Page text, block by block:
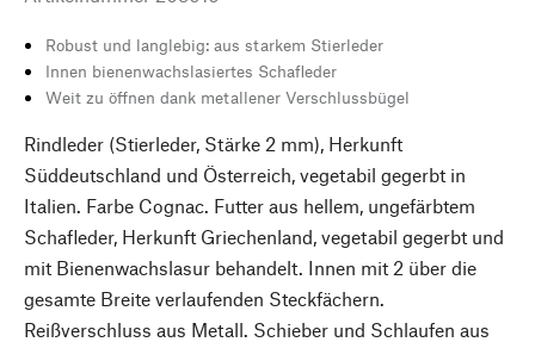
Robust und langlebig: aus starkem Stierleder
Innen bienenwachslasiertes Schafleder
Weit zu öffnen dank metallener Verschlussbügel
Rindleder (Stierleder, Stärke 2 mm), Herkunft
Süddeutschland und Österreich, vegetabil gegerbt in
Italien. Farbe Cognac. Futter aus hellem, ungefärbtem
Schafleder, Herkunft Griechenland, vegetabil gegerbt und
mit Bienenwachslasur behandelt. Innen mit 2 über die
gesamte Breite verlaufenden Steckfächern.
Reißverschluss aus Metall. Schieber und Schlaufen aus